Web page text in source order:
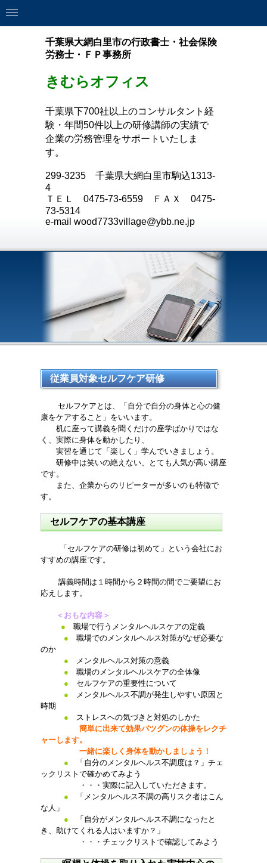
千葉県大網白里市の行政書士・社会保険
労務士・ＦＰ事務所
きむらオフィス
千葉県下700社以上のコンサルタント経
験・年間50件以上の研修講師の実績で
企業の労務管理をサポートいたしま
す。
299-3235 千葉県大網白里市駒込1313-
4
ＴＥＬ 0475-73-6559 ＦＡＸ 0475-
73-5314
e-mail wood7733village@ybb.ne.jp
従業員対象セルフケア研修
セルフケアとは、「自分で自分の身体と心の健
康をケアすること」をいいます。
机に座って講義を聞くだけの座学ばかりではな
く、実際に身体を動かしたり、
実習を通じて「楽しく」学んでいきましょう。
研修中は笑いの絶えない、とても人気が高い講座
です。
また、企業からのリピーターが多いのも特徴で
す。
セルフケアの基本講座
「セルフケアの研修は初めて」という会社にお
すすめの講座です。
講義時間は１時間から２時間の間でご要望にお
応えします。
＜おもな内容＞
● 職場で行うメンタルヘルスケアの定義
● 職場でのメンタルヘルス対策がなぜ必要な
のか
● メンタルヘルス対策の意義
● 職場のメンタルヘルスケアの全体像
● セルフケアの重要性について
● メンタルヘルス不調が発生しやすい原因と
時期
● ストレスへの気づきと対処のしかた
簡単に出来て効果バツグンの体操をレクチ
ャーします。
一緒に楽しく身体を動かしましょう！
● 「自分のメンタルヘルス不調度は？」チェ
ックリストで確かめてみよう
・・・実際に記入していただきます。
● 「メンタルヘルス不調の高リスク者はこん
な人」
● 「自分がメンタルヘルス不調になったと
き、助けてくれる人はいますか？」
・・・チェックリストで確認してみよう